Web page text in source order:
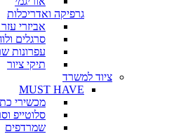
גרפיקה ואדריכלות
אביזרי
סרגלים
עפרונות
תיקי ציור
ציוד למשרד
MUST HAVE
מכשירי
סלוטייפ
שמרדפים